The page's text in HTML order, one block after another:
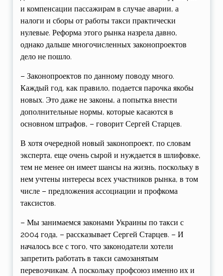
и компенсации пассажирам в случае аварии, а
налоги и сборы от работы такси практически
нулевые. Реформа этого рынка назрела давно,
однако дальше многочисленных законопроектов
дело не пошло.
– Законопроектов по данному поводу много.
Каждый год, как правило, подается парочка якобы
новых. Это даже не законы, а попытка внести
дополнительные нормы, которые касаются в
основном штрафов, – говорит Сергей Старцев.
В хотя очередной новый законопроект, по словам
эксперта, еще очень сырой и нуждается в шлифовке,
тем не менее он имеет шансы на жизнь, поскольку в
нем учтены интересы всех участников рынка, в том
числе – предложения ассоциации и профкома
таксистов.
– Мы занимаемся законами Украины по такси с
2004 года, – рассказывает Сергей Старцев. – И
началось все с того, что законодатели хотели
запретить работать в такси самозанятым
перевозчикам. А поскольку профсоюз именно их и